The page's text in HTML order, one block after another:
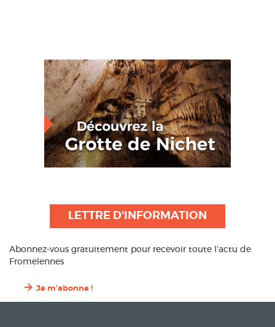
LETTRE D'INFORMATION
Abonnez-vous gratuitement pour recevoir toute l’actu de
Fromelennes
Je m'abonne !